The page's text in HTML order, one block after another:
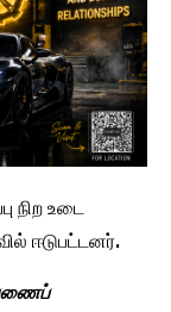
நிற உடை
ஈடுபட்டனர்.